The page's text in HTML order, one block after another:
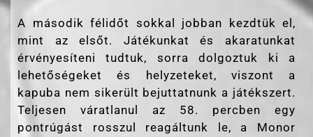
A második félidőt sokkal jobban kezdtük el,
mint az elsőt. Játékunkat és akaratunkat
érvényesíteni tudtuk, sorra dolgoztuk ki a
lehetőségeket és helyzeteket, viszont a
kapuba nem sikerült bejuttatnunk a játékszert.
Teljesen váratlanul az 58. percben egy
pontrúgást rosszul reagáltunk le, a Monor